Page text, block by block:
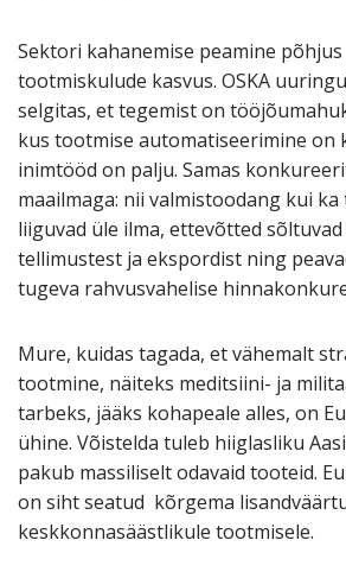
Sektori kahanemise peamine
tootmiskulude kasvus. OSKA
selgitas, et tegemist on
kus tootmise automatiseerimine on
inimtööd on palju. Samas
maailmaga: nii valmistoodang kui
liiguvad üle ilma, ettevõtted
tellimustest ja ekspordist ning
tugeva rahvusvahelise
Mure, kuidas tagada, et vähemalt
tootmine, näiteks meditsiini- ja
tarbeks, jääks kohapeale alles, on
ühine. Võistelda tuleb hiiglasliku
pakub massiliselt odavaid tooteid.
on siht seatud kõrgema
keskkonnasäästlikule tootmisele.